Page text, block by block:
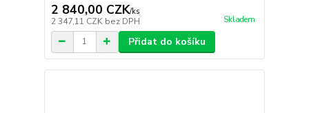
2 840,00 CZK/ks
2 347,11 CZK bez DPH Skladem
Přidat do košíku